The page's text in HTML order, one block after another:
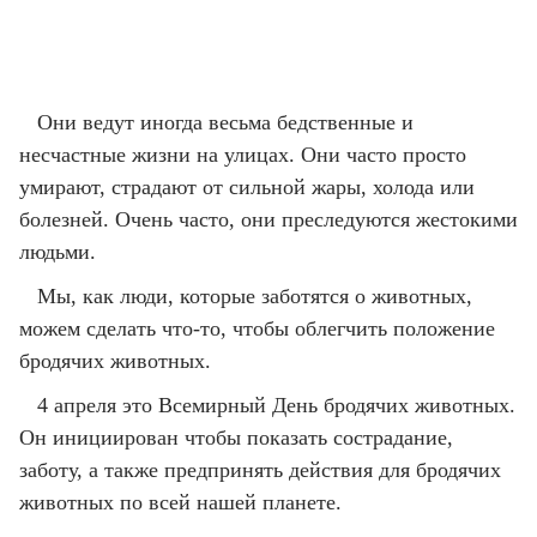
Они ведут иногда весьма бедственные и
несчастные жизни на улицах. Они часто просто
умирают, страдают от сильной жары, холода или
болезней. Очень часто, они преследуются жестокими
людьми.
Мы, как люди, которые заботятся о животных,
можем сделать что-то, чтобы облегчить положение
бродячих животных.
4 апреля это Всемирный День бродячих животных.
Он инициирован чтобы показать сострадание,
заботу, а также предпринять действия для бродячих
животных по всей нашей планете.